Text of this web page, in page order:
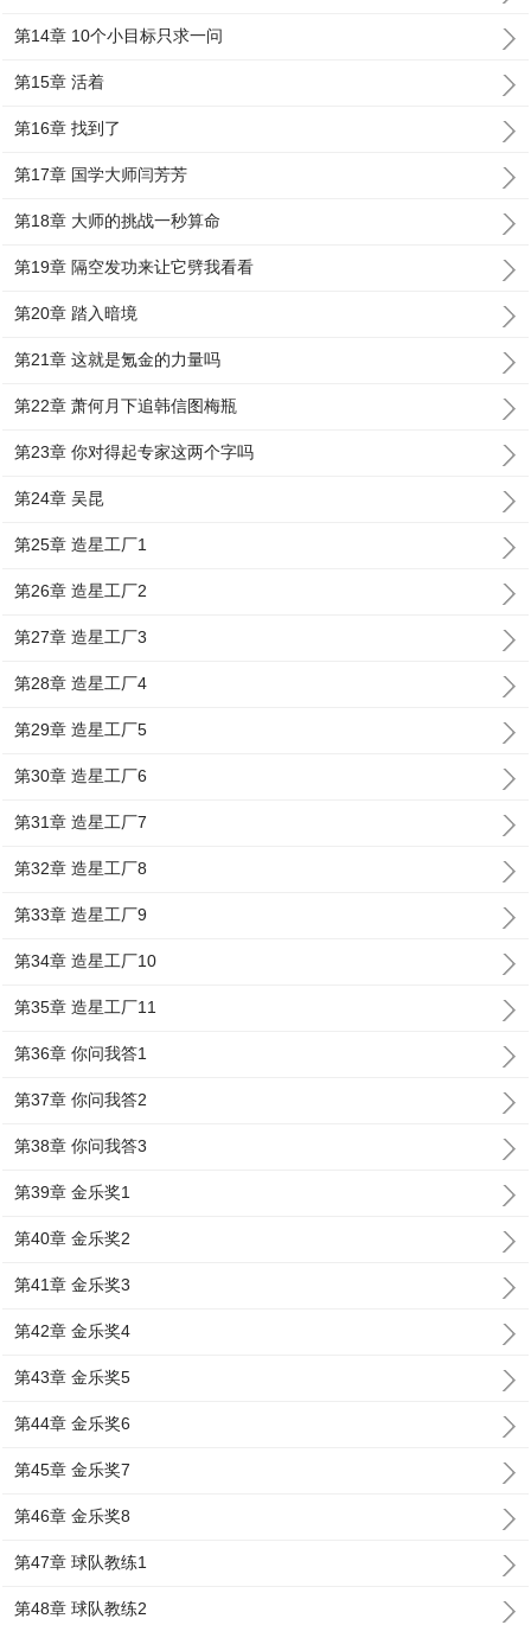
第14章 10个小目标只求一问
第15章 活着
第16章 找到了
第17章 国学大师闫芳芳
第18章 大师的挑战一秒算命
第19章 隔空发功来让它劈我看看
第20章 踏入暗境
第21章 这就是氪金的力量吗
第22章 萧何月下追韩信图梅瓶
第23章 你对得起专家这两个字吗
第24章 吴昆
第25章 造星工厂1
第26章 造星工厂2
第27章 造星工厂3
第28章 造星工厂4
第29章 造星工厂5
第30章 造星工厂6
第31章 造星工厂7
第32章 造星工厂8
第33章 造星工厂9
第34章 造星工厂10
第35章 造星工厂11
第36章 你问我答1
第37章 你问我答2
第38章 你问我答3
第39章 金乐奖1
第40章 金乐奖2
第41章 金乐奖3
第42章 金乐奖4
第43章 金乐奖5
第44章 金乐奖6
第45章 金乐奖7
第46章 金乐奖8
第47章 球队教练1
第48章 球队教练2